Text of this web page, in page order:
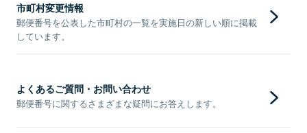
市町村変更情報
郵便番号を公表した市町村の一覧を実施日の新しい順に掲載
しています。
よくあるご質問・お問い合わせ
郵便番号に関するさまざまな疑問にお答えします。